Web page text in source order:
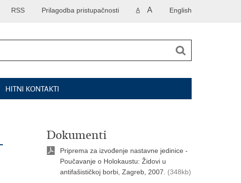
English
A A
Prilagodba pristupačnosti
RSS
HITNI KONTAKTI
Dokumenti
Priprema za izvođenje nastavne jedinice -
Poučavanje o Holokaustu: Židovi u
antifašističkoj borbi, Zagreb, 2007.
(348kb)